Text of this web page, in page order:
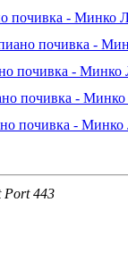
почивка - Минко
почивка -
почивка -
почивка -
почивка -
Port 443